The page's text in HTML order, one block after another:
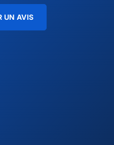
UN AVIS